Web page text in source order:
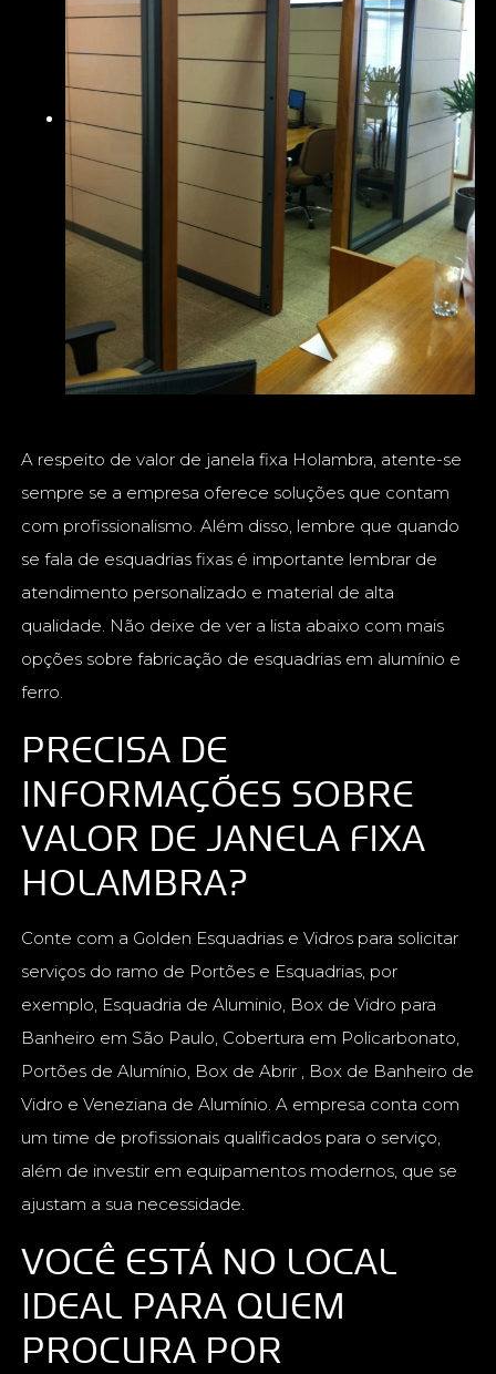
A respeito de valor de janela fixa Holambra, atente-se
sempre se a empresa oferece soluções que contam
com profissionalismo. Além disso, lembre que quando
se fala de esquadrias fixas é importante lembrar de
atendimento personalizado e material de alta
qualidade. Não deixe de ver a lista abaixo com mais
opções sobre fabricação de esquadrias em alumínio e
ferro.
PRECISA DE
INFORMAÇÕES SOBRE
VALOR DE JANELA FIXA
HOLAMBRA?
Conte com a Golden Esquadrias e Vidros para solicitar
serviços do ramo de Portões e Esquadrias, por
exemplo, Esquadria de Aluminio, Box de Vidro para
Banheiro em São Paulo, Cobertura em Policarbonato,
Portões de Alumínio, Box de Abrir , Box de Banheiro de
Vidro e Veneziana de Alumínio. A empresa conta com
um time de profissionais qualificados para o serviço,
além de investir em equipamentos modernos, que se
ajustam a sua necessidade.
VOCÊ ESTÁ NO LOCAL
IDEAL PARA QUEM
PROCURA POR